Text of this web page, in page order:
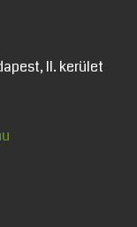
II. kerület